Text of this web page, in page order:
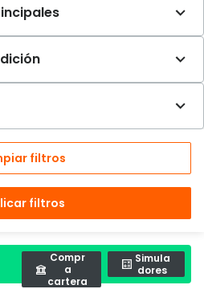
filtros
filtros
Compr
a
cartera
Simula
dores